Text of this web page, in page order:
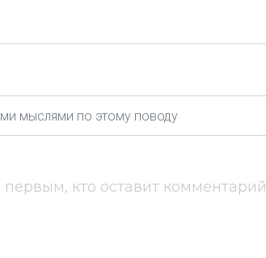
первым, кто оставит комментарий